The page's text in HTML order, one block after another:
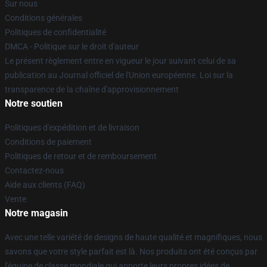
Sur nous
Conditions générales
Politiques de confidentialité
DMCA - Politique sur le droit d'auteur
Le présent règlement entre en vigueur le jour suivant celui de sa
publication au Journal officiel de l'Union européenne. Loi sur la
transparence de la chaîne d'approvisionnement
Notre soutien
Politiques d'expédition et de livraison
Conditions de paiement
Politiques de retour et de remboursement
Contactez-nous
Aide aux clients (FAQ)
Vente
Notre magasin
Avec une telle variété de designs de haute qualité et magnifiques, nous
savons que votre style parfait est là. Nos produits ont été conçus par